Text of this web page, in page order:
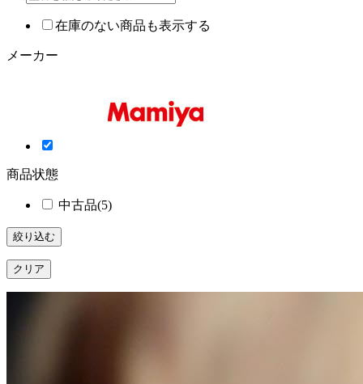
在庫のない商品も表示する
メーカー
商品状態
中古品(5)
絞り込む
クリア